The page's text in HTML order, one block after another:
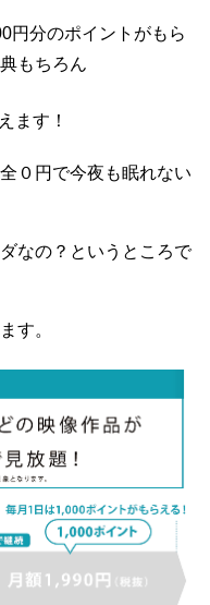
円分のポイントがもら
もちろん
ます！
０円で今夜も眠れない
なの？というところで
す。